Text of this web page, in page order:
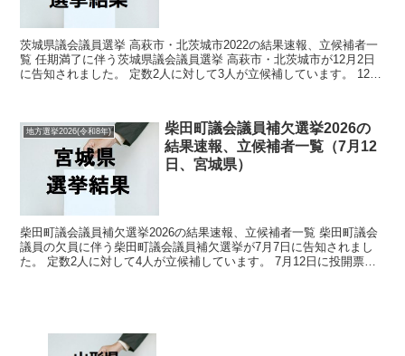
茨城県議会議員選挙 高萩市・北茨城市2022の結果速報、立候補者一
覧 任期満了に伴う茨城県議会議員選挙 高萩市・北茨城市が12月2日
に告知されました。 定数2人に対して3人が立候補しています。 12月
地方選挙2026(令和8年)
柴田町議会議員補欠選挙2026の
結果速報、立候補者一覧（7月12
日、宮城県）
柴田町議会議員補欠選挙2026の結果速報、立候補者一覧 柴田町議会
議員の欠員に伴う柴田町議会議員補欠選挙が7月7日に告知されまし
た。 定数2人に対して4人が立候補しています。 7月12日に投開票の